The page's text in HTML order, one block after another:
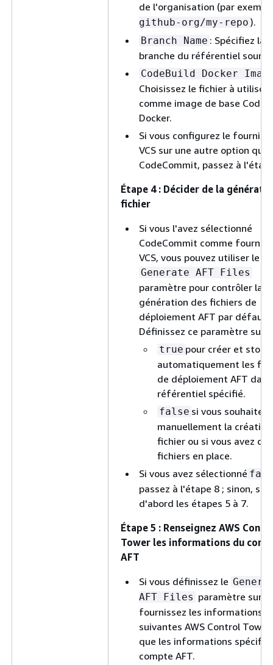
de l'organisation (par
github-org/my-repo ).
Branch Name : Spécifiez la
branche du référentiel
CodeBuild Docker
Choisissez le fichier à utiliser
comme image de base
Docker.
Si vous configurez le
VCS sur une autre option que
CodeCommit, passez à
Étape 4 : Décider de la
fichier
Si vous l'avez sélectionné
CodeCommit comme
VCS, vous pouvez utiliser le
Generate AFT Files
paramètre pour contrôler la
génération des fichiers de
déploiement AFT par défaut.
Définissez ce paramètre sur :
true pour créer et
automatiquement les
de déploiement AFT
référentiel spécifié.
false si vous souhaitez
manuellement la
fichier ou si vous avez
fichiers en place.
Si vous avez sélectionné
passez à l'étape 8 ; sinon,
d'abord les étapes 5 à 7.
Étape 5 : Renseignez AWS
Tower les informations du
AFT
Si vous définissez le
AFT Files paramètre sur
fournissez les informations
suivantes AWS Control
que les informations
compte AFT.